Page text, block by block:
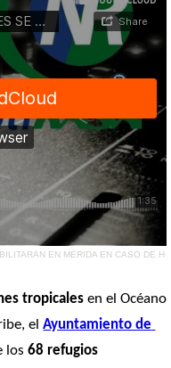
EN MÉRIDA EN CASO DE H
tropicales en el Océano
el Ayuntamiento de
los 68 refugios